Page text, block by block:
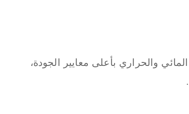
والحراري بأعلى معايير الجودة،